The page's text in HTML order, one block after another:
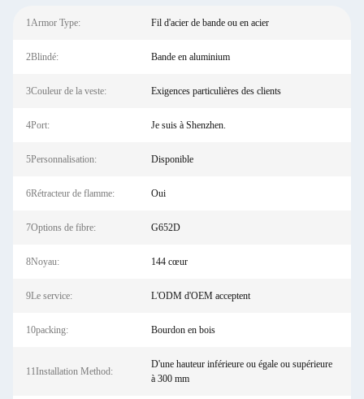
1Armor Type: Fil d'acier de bande ou en acier
2Blindé: Bande en aluminium
3Couleur de la veste: Exigences particulières des clients
4Port: Je suis à Shenzhen.
5Personnalisation: Disponible
6Rétracteur de flamme: Oui
7Options de fibre: G652D
8Noyau: 144 cœur
9Le service: L'ODM d'OEM acceptent
10packing: Bourdon en bois
11Installation Method:
D'une hauteur inférieure ou égale ou supérieure
à 300 mm